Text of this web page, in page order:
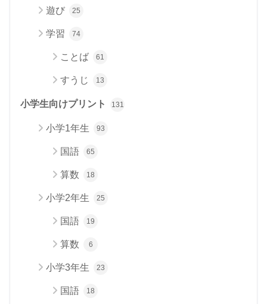
遊び 25
学習 74
ことば 61
すうじ 13
小学生向けプリント 131
小学1年生 93
国語 65
算数 18
小学2年生 25
国語 19
算数 6
小学3年生 23
国語 18